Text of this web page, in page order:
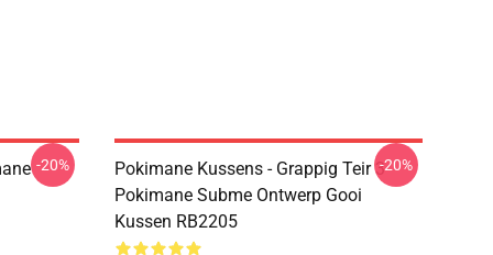
-20%
Pokimane Kussens - Grappig Teir 3
Pokimane Subme Ontwerp Gooi
Kussen RB2205
-20%